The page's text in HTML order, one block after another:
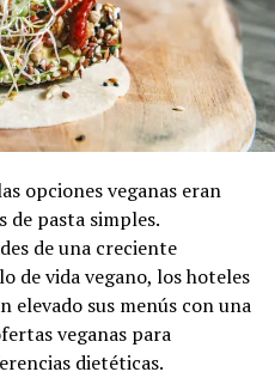
opciones veganas eran
de pasta simples.
de una creciente
de vida vegano, los hoteles
sus menús con una
veganas para
dietéticas.